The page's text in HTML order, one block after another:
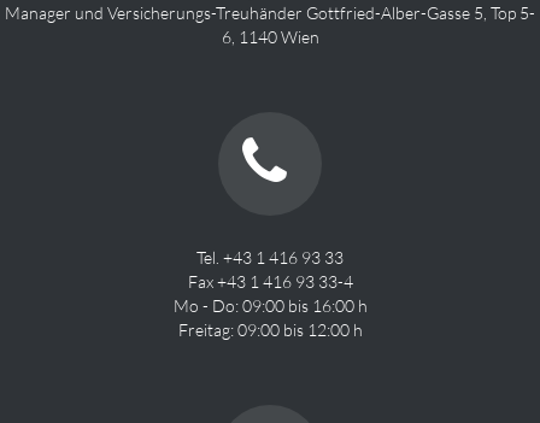
Manager und Versicherungs-Treuhänder Gottfried-Alber-Gasse 5, Top 5-
6, 1140 Wien
Tel. +43 1 416 93 33
Fax +43 1 416 93 33-4
Mo - Do: 09:00 bis 16:00 h
Freitag: 09:00 bis 12:00 h